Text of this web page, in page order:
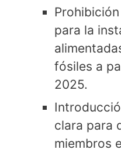
para la
fósiles a
2025.
clara para
miembros